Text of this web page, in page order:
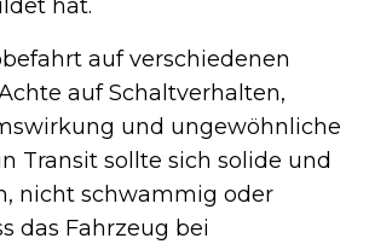
hat.
auf verschiedenen
auf Schaltverhalten,
und ungewöhnliche
Transit sollte sich solide und
nicht schwammig oder
das Fahrzeug bei